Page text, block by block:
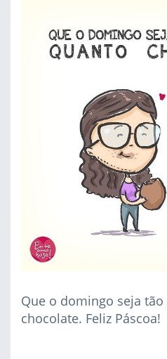
Que o domingo seja
chocolate. Feliz Páscoa!